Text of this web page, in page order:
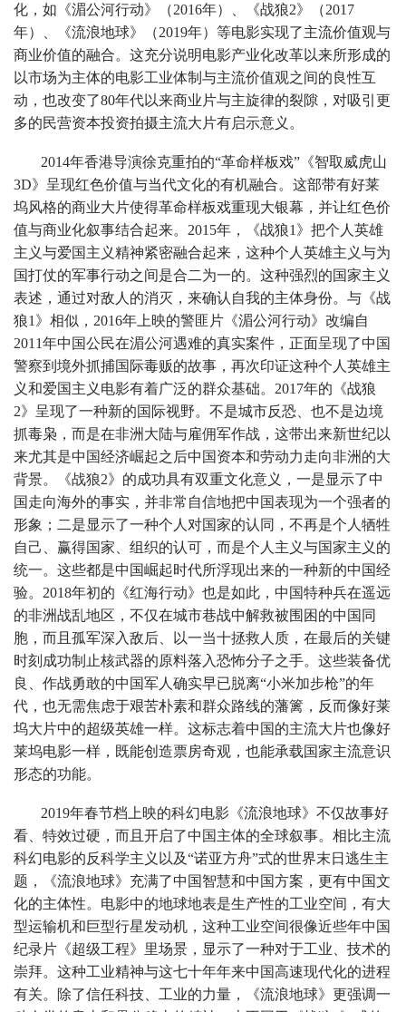
化，如《湄公河行动》（2016年）、《战狼2》（2017
年）、《流浪地球》（2019年）等电影实现了主流价值观与
商业价值的融合。这充分说明电影产业化改革以来所形成的
以市场为主体的电影工业体制与主流价值观之间的良性互
动，也改变了80年代以来商业片与主旋律的裂隙，对吸引更
多的民营资本投资拍摄主流大片有启示意义。
2014年香港导演徐克重拍的“革命样板戏”《智取威虎山
3D》呈现红色价值与当代文化的有机融合。这部带有好莱
坞风格的商业大片使得革命样板戏重现大银幕，并让红色价
值与商业化叙事结合起来。2015年，《战狼1》把个人英雄
主义与爱国主义精神紧密融合起来，这种个人英雄主义与为
国打仗的军事行动之间是合二为一的。这种强烈的国家主义
表述，通过对敌人的消灭，来确认自我的主体身份。与《战
狼1》相似，2016年上映的警匪片《湄公河行动》改编自
2011年中国公民在湄公河遇难的真实案件，正面呈现了中国
警察到境外抓捕国际毒贩的故事，再次印证这种个人英雄主
义和爱国主义电影有着广泛的群众基础。2017年的《战狼
2》呈现了一种新的国际视野。不是城市反恐、也不是边境
抓毒枭，而是在非洲大陆与雇佣军作战，这带出来新世纪以
来尤其是中国经济崛起之后中国资本和劳动力走向非洲的大
背景。《战狼2》的成功具有双重文化意义，一是显示了中
国走向海外的事实，并非常自信地把中国表现为一个强者的
形象；二是显示了一种个人对国家的认同，不再是个人牺牲
自己、赢得国家、组织的认可，而是个人主义与国家主义的
统一。这些都是中国崛起时代所浮现出来的一种新的中国经
验。2018年初的《红海行动》也是如此，中国特种兵在遥远
的非洲战乱地区，不仅在城市巷战中解救被围困的中国同
胞，而且孤军深入敌后、以一当十拯救人质，在最后的关键
时刻成功制止核武器的原料落入恐怖分子之手。这些装备优
良、作战勇敢的中国军人确实早已脱离“小米加步枪”的年
代，也无需焦虑于艰苦朴素和群众路线的藩篱，反而像好莱
坞大片中的超级英雄一样。这标志着中国的主流大片也像好
莱坞电影一样，既能创造票房奇观，也能承载国家主流意识
形态的功能。
2019年春节档上映的科幻电影《流浪地球》不仅故事好
看、特效过硬，而且开启了中国主体的全球叙事。相比主流
科幻电影的反科学主义以及“诺亚方舟”式的世界末日逃生主
题，《流浪地球》充满了中国智慧和中国方案，更有中国文
化的主体性。电影中的地球地表是生产性的工业空间，有大
型运输机和巨型行星发动机，这种工业空间很像近些年中国
纪录片《超级工程》里场景，显示了一种对于工业、技术的
崇拜。这种工业精神与这七十年年来中国高速现代化的进程
有关。除了信任科技、工业的力量，《流浪地球》更强调一